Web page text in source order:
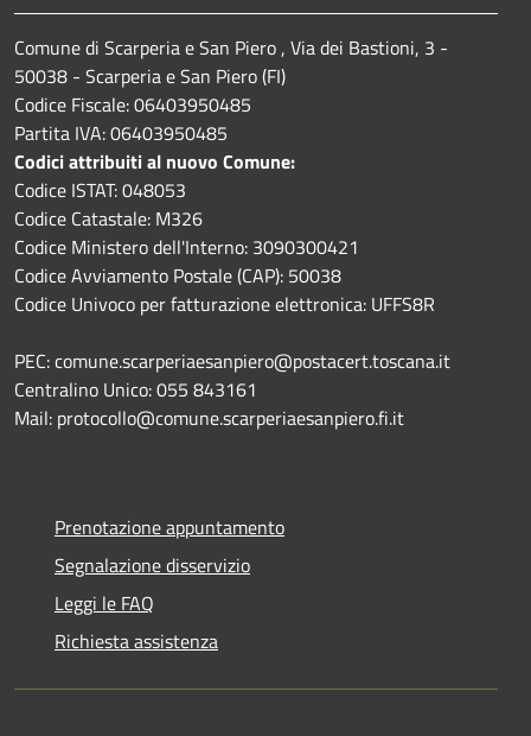
Comune di Scarperia e San Piero , Via dei Bastioni, 3 -
50038 - Scarperia e San Piero (FI)
Codice Fiscale: 06403950485
Partita IVA: 06403950485
Codici attribuiti al nuovo Comune:
Codice ISTAT: 048053
Codice Catastale: M326
Codice Ministero dell'Interno: 3090300421
Codice Avviamento Postale (CAP): 50038
Codice Univoco per fatturazione elettronica: UFFS8R
PEC: comune.scarperiaesanpiero@postacert.toscana.it
Centralino Unico: 055 843161
Mail: protocollo@comune.scarperiaesanpiero.fi.it
Prenotazione appuntamento
Segnalazione disservizio
Leggi le FAQ
Richiesta assistenza